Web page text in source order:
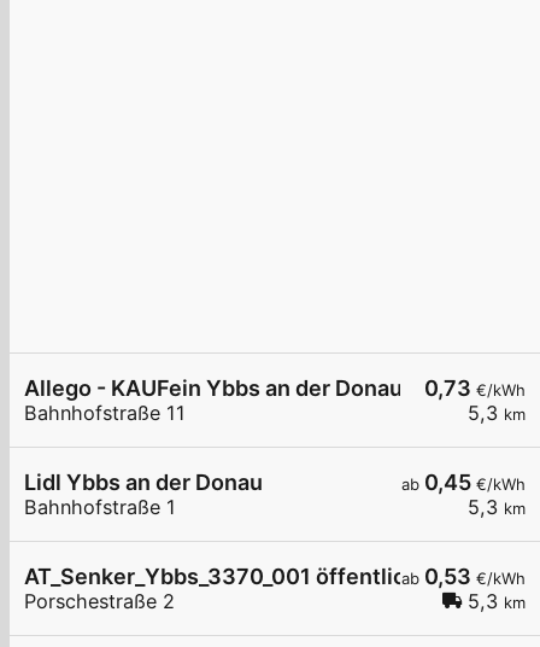
0,73 €/kWh
5,3 km
Allego - KAUFein Ybbs an der Donau
Bahnhofstraße 11
ab 0,45 €/kWh
5,3 km
Lidl Ybbs an der Donau
Bahnhofstraße 1
ab 0,53 €/kWh
5,3 km
AT_Senker_Ybbs_3370_001 öffentlich
Porschestraße 2